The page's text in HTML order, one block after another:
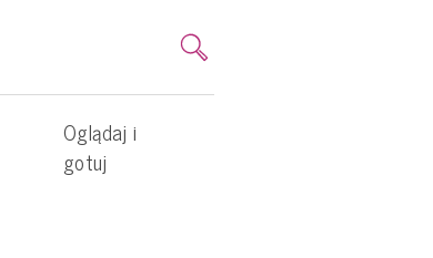
Oglądaj i
gotuj